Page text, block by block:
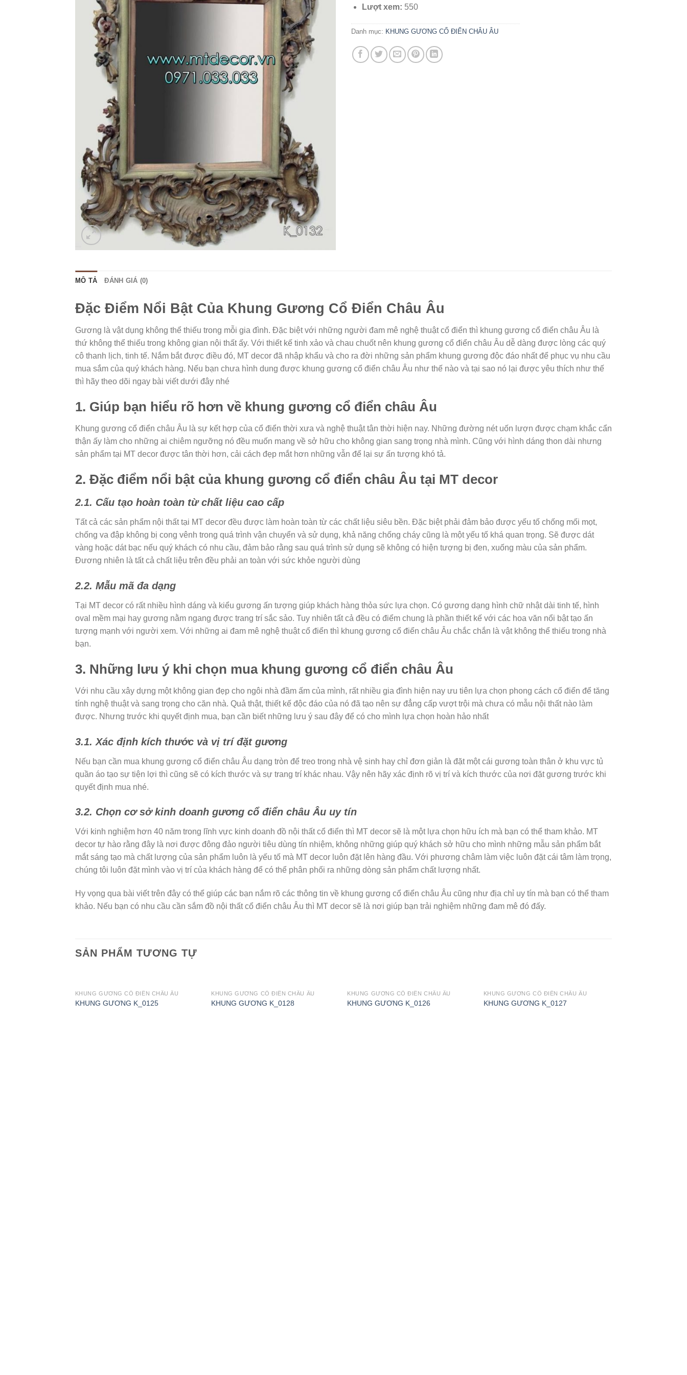
Lượt xem: 550
Danh mục: KHUNG GƯƠNG CỔ ĐIỂN CHÂU ÂU
MÔ TẢ ĐÁNH GIÁ (0)
Đặc Điểm Nổi Bật Của Khung Gương Cổ Điển Châu Âu
Gương là vật dụng không thể thiếu trong mỗi gia đình. Đặc biệt với những người đam mê nghệ thuật cổ điển thì khung gương cổ điển châu Âu là
thứ không thể thiếu trong không gian nội thất ấy. Với thiết kế tinh xảo và chau chuốt nên khung gương cổ điển châu Âu dễ dàng được lòng các quý
cô thanh lịch, tinh tế. Nắm bắt được điều đó, MT decor đã nhập khẩu và cho ra đời những sản phẩm khung gương độc đáo nhất để phục vụ nhu cầu
mua sắm của quý khách hàng. Nếu bạn chưa hình dung được khung gương cổ điển châu Âu như thế nào và tại sao nó lại được yêu thích như thế
thì hãy theo dõi ngay bài viết dưới đây nhé
1. Giúp bạn hiểu rõ hơn về khung gương cổ điển châu Âu
Khung gương cổ điển châu Âu là sự kết hợp của cổ điển thời xưa và nghệ thuật tân thời hiện nay. Những đường nét uốn lượn được chạm khắc cẩn
thận ấy làm cho những ai chiêm ngưỡng nó đều muốn mang về sở hữu cho không gian sang trọng nhà mình. Cũng với hình dáng thon dài nhưng
sản phẩm tại MT decor được tân thời hơn, cải cách đẹp mắt hơn những vẫn để lại sự ấn tượng khó tả.
2. Đặc điểm nổi bật của khung gương cổ điển châu Âu tại MT decor
2.1. Cấu tạo hoàn toàn từ chất liệu cao cấp
Tất cả các sản phẩm nội thất tại MT decor đều được làm hoàn toàn từ các chất liệu siêu bền. Đặc biệt phải đảm bảo được yếu tố chống mối mọt,
chống va đập không bị cong vênh trong quá trình vận chuyển và sử dụng, khả năng chống cháy cũng là một yếu tố khá quan trọng. Sẽ được dát
vàng hoặc dát bạc nếu quý khách có nhu cầu, đảm bảo rằng sau quá trình sử dụng sẽ không có hiện tượng bị đen, xuống màu của sản phẩm.
Đương nhiên là tất cả chất liệu trên đều phải an toàn với sức khỏe người dùng
2.2. Mẫu mã đa dạng
Tại MT decor có rất nhiều hình dáng và kiểu gương ấn tượng giúp khách hàng thỏa sức lựa chọn. Có gương dạng hình chữ nhật dài tinh tế, hình
oval mềm mại hay gương nằm ngang được trang trí sắc sảo. Tuy nhiên tất cả đều có điểm chung là phần thiết kế với các hoa văn nổi bật tạo ấn
tượng mạnh với người xem. Với những ai đam mê nghệ thuật cổ điển thì khung gương cổ điển châu Âu chắc chắn là vật không thể thiếu trong nhà
bạn.
3. Những lưu ý khi chọn mua khung gương cổ điển châu Âu
Với nhu cầu xây dựng một không gian đẹp cho ngôi nhà đầm ấm của mình, rất nhiều gia đình hiện nay ưu tiên lựa chọn phong cách cổ điển để tăng
tính nghệ thuật và sang trọng cho căn nhà. Quả thật, thiết kế độc đáo của nó đã tạo nên sự đẳng cấp vượt trội mà chưa có mẫu nội thất nào làm
được. Nhưng trước khi quyết định mua, bạn cần biết những lưu ý sau đây để có cho mình lựa chọn hoàn hảo nhất
3.1. Xác định kích thước và vị trí đặt gương
Nếu bạn cần mua khung gương cổ điển châu Âu dạng tròn để treo trong nhà vệ sinh hay chỉ đơn giản là đặt một cái gương toàn thân ở khu vực tủ
quần áo tạo sự tiện lợi thì cũng sẽ có kích thước và sự trang trí khác nhau. Vậy nên hãy xác định rõ vị trí và kích thước của nơi đặt gương trước khi
quyết định mua nhé.
3.2. Chọn cơ sở kinh doanh gương cổ điển châu Âu uy tín
Với kinh nghiệm hơn 40 năm trong lĩnh vực kinh doanh đồ nội thất cổ điển thì MT decor sẽ là một lựa chọn hữu ích mà bạn có thể tham khảo. MT
decor tự hào rằng đây là nơi được đông đảo người tiêu dùng tín nhiệm, không những giúp quý khách sở hữu cho mình những mẫu sản phẩm bắt
mắt sáng tạo mà chất lượng của sản phẩm luôn là yếu tố mà MT decor luôn đặt lên hàng đầu. Với phương châm làm việc luôn đặt cái tâm làm trọng,
chúng tôi luôn đặt mình vào vị trí của khách hàng để có thể phân phối ra những dòng sản phẩm chất lượng nhất.
Hy vọng qua bài viết trên đây có thể giúp các bạn nắm rõ các thông tin về khung gương cổ điển châu Âu cũng như địa chỉ uy tín mà bạn có thể tham
khảo. Nếu bạn có nhu cầu cần sắm đồ nội thất cổ điển châu Âu thì MT decor sẽ là nơi giúp bạn trải nghiệm những đam mê đó đấy.
SẢN PHẨM TƯƠNG TỰ
KHUNG GƯƠNG CỔ ĐIỂN CHÂU ÂU
KHUNG GƯƠNG K_0125
KHUNG GƯƠNG CỔ ĐIỂN CHÂU ÂU
KHUNG GƯƠNG K_0128
KHUNG GƯƠNG CỔ ĐIỂN CHÂU ÂU
KHUNG GƯƠNG K_0126
KHUNG GƯƠNG CỔ ĐIỂN CHÂU ÂU
KHUNG GƯƠNG K_0127